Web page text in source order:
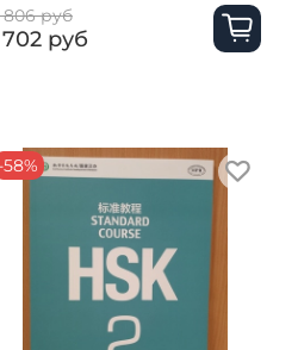
806 руб
702 руб
-58%